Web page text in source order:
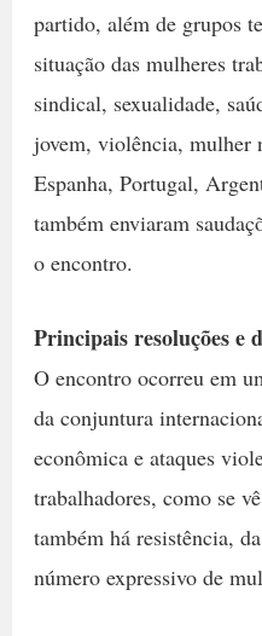
partido, além de grupos
situação das mulheres
sindical, sexualidade,
jovem, violência, mulher
Espanha, Portugal,
também enviaram
o encontro.
Principais resoluções e
O encontro ocorreu em
da conjuntura
econômica e ataques
trabalhadores, como se
também há resistência,
número expressivo de